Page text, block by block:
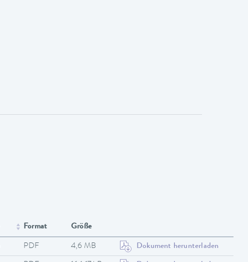
Format Größe
PDF 4,6 MB Dokument herunterladen